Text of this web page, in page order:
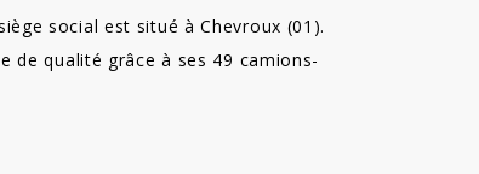
social est situé à Chevroux (01).
de qualité grâce à ses 49 camions-